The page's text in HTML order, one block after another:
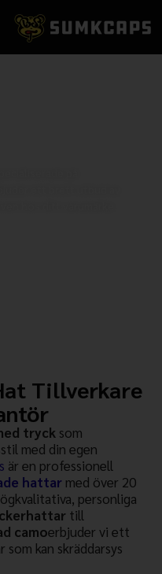
Tillverkare
tryck som
med din egen
är en professionell
hattar med över 20
personliga
till
camoerbjuder vi ett
kan skräddarsys